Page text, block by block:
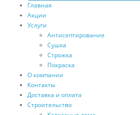
Главная
Акции
Услуги
Антисептирование
Сушка
Строжка
Покраска
О компании
Контакты
Доставка и оплата
Строительство